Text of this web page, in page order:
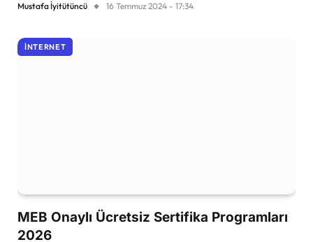
Mustafa İyitütüncü 16 Temmuz 2024 - 17:34
İNTERNET
MEB Onaylı Ücretsiz Sertifika Programları
2026